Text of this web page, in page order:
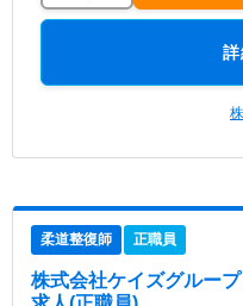
柔道整復師 正職員
株式会社ケイズグルー